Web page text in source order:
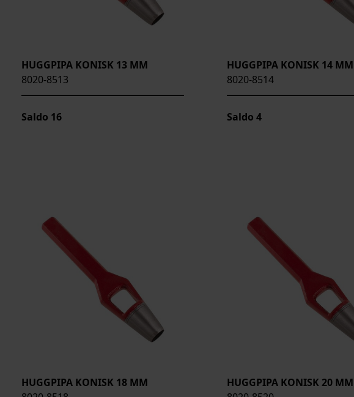
HUGGPIPA KONISK 13 MM
8020-8513
Saldo 16
HUGGPIPA KONISK 14 MM
8020-8514
Saldo 4
HUGGPIPA KONISK 18 MM
HUGGPIPA KONISK 20 MM